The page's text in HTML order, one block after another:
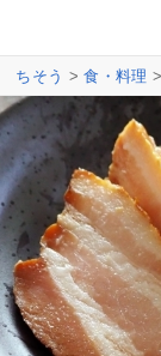
ちそう >食・料理 >